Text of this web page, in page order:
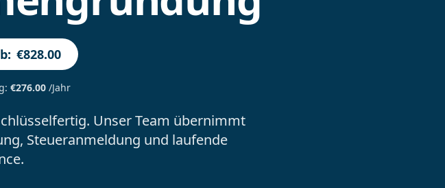
: €828.00
: €276.00 /Jahr
Unser Team übernimmt
Steueranmeldung und laufende